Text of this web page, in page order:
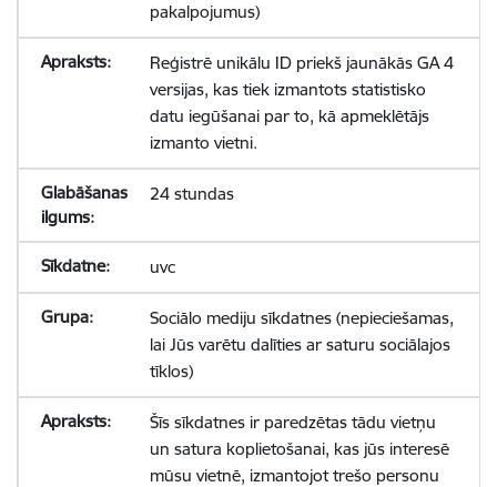
pakalpojumus)
Reģistrē unikālu ID priekš jaunākās GA 4
versijas, kas tiek izmantots statistisko
datu iegūšanai par to, kā apmeklētājs
izmanto vietni.
24 stundas
uvc
Sociālo mediju sīkdatnes (nepieciešamas,
lai Jūs varētu dalīties ar saturu sociālajos
tīklos)
Šīs sīkdatnes ir paredzētas tādu vietņu
un satura koplietošanai, kas jūs interesē
mūsu vietnē, izmantojot trešo personu